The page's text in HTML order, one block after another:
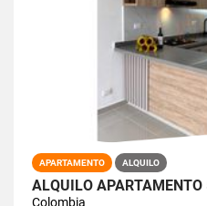
APARTAMENTO ALQUILO
ALQUILO
Colombia